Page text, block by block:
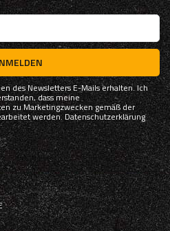
des Newsletters E-Mails erhalten. Ich
dass meine
zu Marketingzwecken gemäß der
werden.Datenschutzerklärung